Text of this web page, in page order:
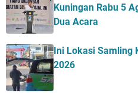
Kuningan Rabu 5
Dua Acara
Ini Lokasi Samling
2026